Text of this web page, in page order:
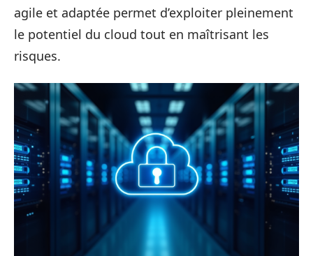
agile et adaptée permet d’exploiter pleinement
le potentiel du cloud tout en maîtrisant les
risques.